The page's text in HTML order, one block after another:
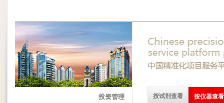
投资管理 按试剂查看 按仪器查看